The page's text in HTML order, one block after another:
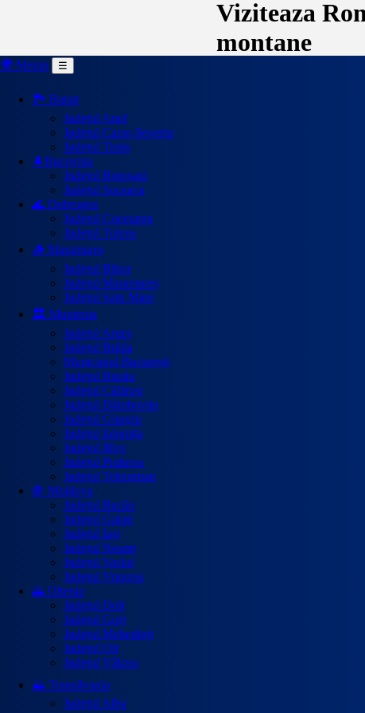
Viziteaza
montane
🌍 Meniu ☰
🏞️ Banat
Județul Arad
Județul Caraș-Severin
Județul Timiș
🌲Bucovina
Județul Botoșani
Județul Suceava
🌊 Dobrogea
Județul Constanța
Județul Tulcea
🪵 Maramureș
Județul Bihor
Județul Maramureș
Județul Satu Mare
🏛️ Muntenia
Județul Argeș
Județul Brăila
Municipiul București
Județul Buzău
Județul Călărași
Județul Dâmbovița
Județul Giurgiu
Județul Ialomița
Județul Ilfov
Județul Prahova
Județul Teleorman
🍇 Moldova
Județul Bacău
Județul Galați
Județul Iași
Județul Neamț
Județul Vaslui
Județul Vrancea
🌄 Oltenia
Județul Dolj
Județul Gorj
Județul Mehedinți
Județul Olt
Județul Vâlcea
⛰️ Transilvania
Județul Alba